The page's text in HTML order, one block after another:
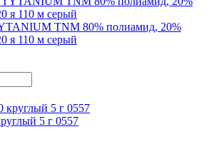
TNM 80% полиамид, 20%
я 110 м серый
5 г 0557